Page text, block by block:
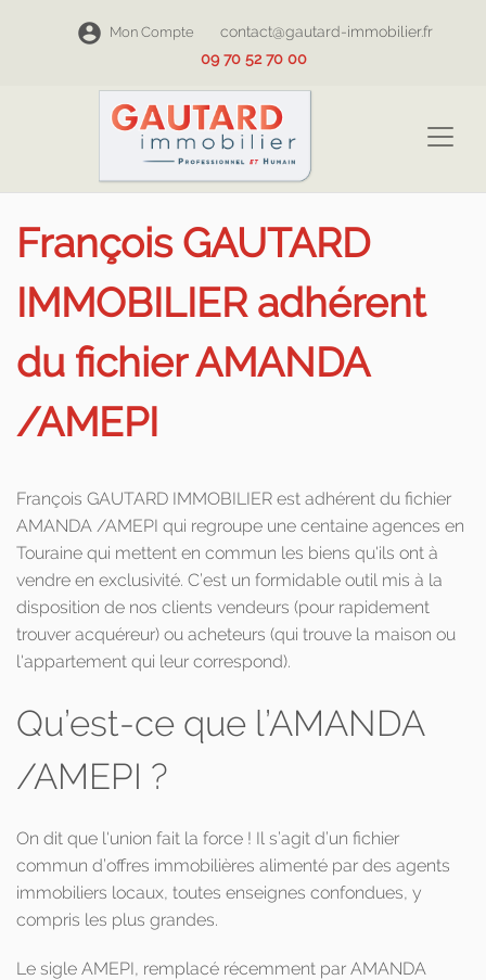
Mon Compte
contact@gautard-immobilier.fr
09 70 52 70 00
François GAUTARD
IMMOBILIER adhérent
du fichier AMANDA
/AMEPI
François GAUTARD IMMOBILIER est adhérent du fichier
AMANDA /AMEPI qui regroupe une centaine agences en
Touraine qui mettent en commun les biens qu'ils ont à
vendre en exclusivité. C’est un formidable outil mis à la
disposition de nos clients vendeurs (pour rapidement
trouver acquéreur) ou acheteurs (qui trouve la maison ou
l'appartement qui leur correspond).
Qu’est-ce que l’AMANDA
/AMEPI ?
On dit que l'union fait la force ! Il s’agit d’un fichier
commun d’offres immobilières alimenté par des agents
immobiliers locaux, toutes enseignes confondues, y
compris les plus grandes.
Le sigle AMEPI, remplacé récemment par AMANDA